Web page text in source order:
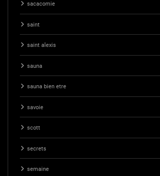
sacacomie
saint
saint alexis
sauna
sauna bien etre
savoie
scott
secrets
semaine